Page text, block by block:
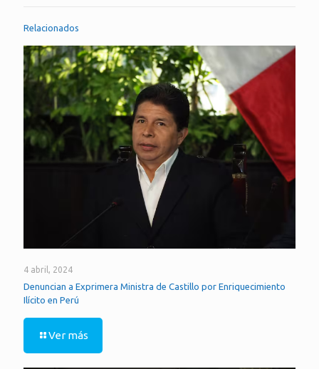
Relacionados
4 abril, 2024
Denuncian a Exprimera Ministra de Castillo por Enriquecimiento
Ilícito en Perú
Ver más